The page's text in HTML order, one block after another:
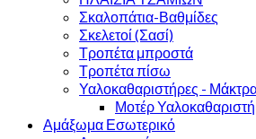
Σκαλοπάτια-Βαθμίδες
Σκελετοί (Σασί)
Τροπέτα μπροστά
Τροπέτα πίσω
Υαλοκαθαριστήρες -
Μοτέρ
Αμάξωμα Εσωτερικό